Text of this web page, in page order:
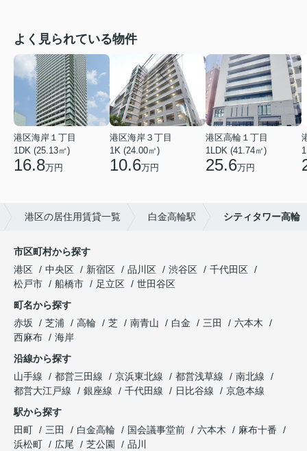
よく見られている物件
港区海岸１丁目
1DK (25.13㎡)
16.8万円
港区海岸３丁目
1K (24.00㎡)
10.6万円
港区高輪１丁目
1LDK (41.74㎡)
25.6万円
港区の居住用賃貸一覧 白金高輪駅 シティタワー高輪
市区町村から探す
港区
中央区 新宿区 品川区 渋谷区
千代田区
松戸市
船橋市 足立区
世田谷区
町名から探す
赤坂
芝浦 高輪 芝 南青山 白金 三田
六本木
西麻布
海岸
沿線から探す
山手線
都営三田線 京浜東北線 都営浅草線
南北線
都営大江戸線
銀座線 千代田線 日比谷線
京急本線
駅から探す
田町
三田 白金高輪 国会議事堂前 六本木
麻布十番
浜松町
広尾 芝公園 品川